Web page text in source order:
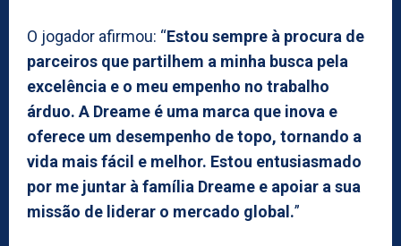
O jogador afirmou: “Estou sempre à procura de
parceiros que partilhem a minha busca pela
excelência e o meu empenho no trabalho
árduo. A Dreame é uma marca que inova e
oferece um desempenho de topo, tornando a
vida mais fácil e melhor. Estou entusiasmado
por me juntar à família Dreame e apoiar a sua
missão de liderar o mercado global.”